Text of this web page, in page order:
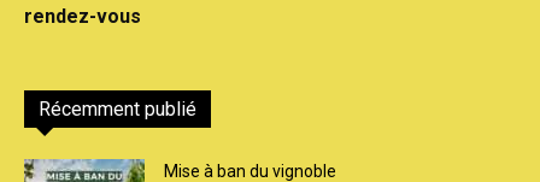
rendez-vous
Récemment publié
Mise à ban du vignoble